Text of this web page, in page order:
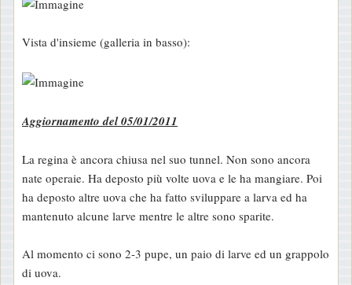
Vista d'insieme (galleria in basso):
Aggiornamento del 05/01/2011
La regina è ancora chiusa nel suo tunnel. Non sono ancora
nate operaie. Ha deposto più volte uova e le ha mangiare. Poi
ha deposto altre uova che ha fatto sviluppare a larva ed ha
mantenuto alcune larve mentre le altre sono sparite.
Al momento ci sono 2-3 pupe, un paio di larve ed un grappolo
di uova.